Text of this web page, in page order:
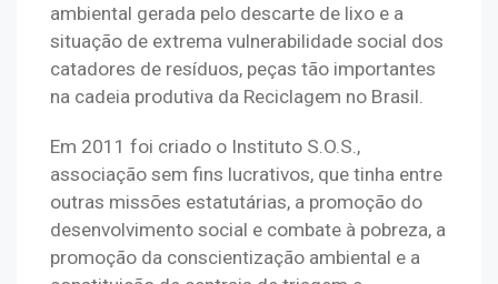
ambiental gerada pelo descarte de lixo e a
situação de extrema vulnerabilidade social dos
catadores de resíduos, peças tão importantes
na cadeia produtiva da Reciclagem no Brasil.
Em 2011 foi criado o Instituto S.O.S.,
associação sem fins lucrativos, que tinha entre
outras missões estatutárias, a promoção do
desenvolvimento social e combate à pobreza, a
promoção da conscientização ambiental e a